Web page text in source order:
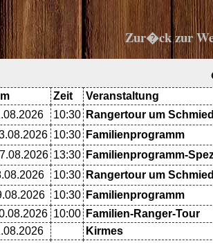
Zur�ck zur
Zeit
Veranstaltung
10:30
Rangertour um
10:30
Familienprogramm
13:30
Familienprogramm-
10:30
Rangertour um
10:30
Familienprogramm
10:00
Familien-Ranger-Tour
Kirmes